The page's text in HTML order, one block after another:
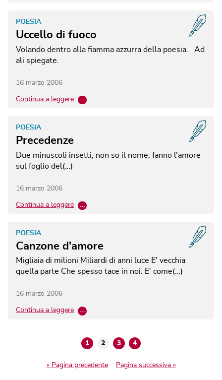
Uccello di fuoco
POESIA
Volando dentro alla fiamma azzurra della poesia. Ad
ali spiegate.
16 marzo 2006
Continua a leggere …
Precedenze
POESIA
Due minuscoli insetti, non so il nome, fanno l'amore
sul foglio del(…)
16 marzo 2006
Continua a leggere …
Canzone d'amore
POESIA
Migliaia di milioni Miliardi di anni luce E' vecchia
quella parte Che spesso tace in noi. E' come(…)
16 marzo 2006
Continua a leggere …
1 2 3 4
« Pagina precedente Pagina successiva »